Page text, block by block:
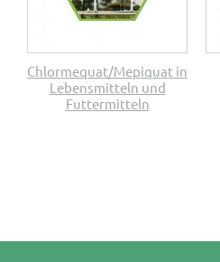
Chlormequat/Mepiquat in
Lebensmitteln und
Futtermitteln